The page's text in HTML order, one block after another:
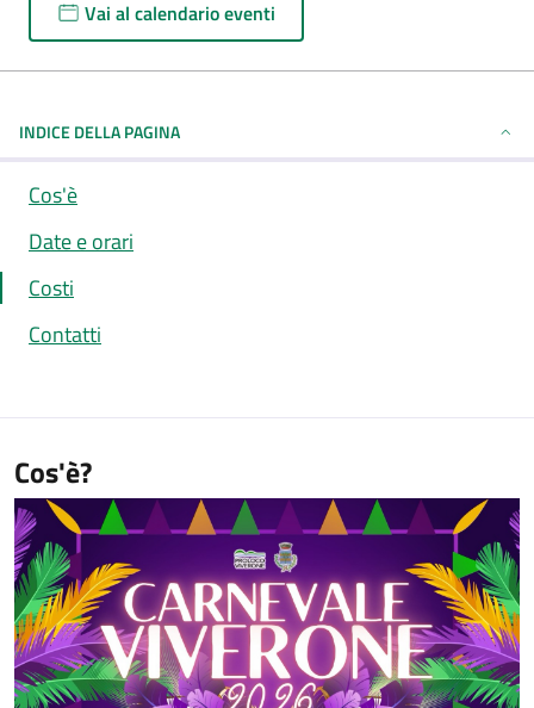
Vai al calendario eventi
INDICE DELLA PAGINA
Cos'è
Date e orari
Costi
Contatti
Cos'è?